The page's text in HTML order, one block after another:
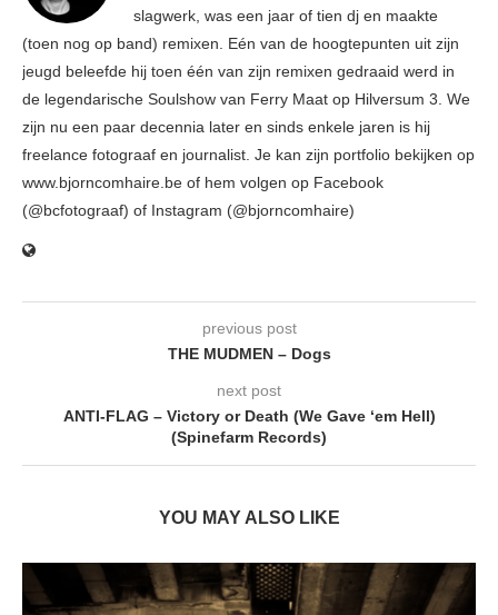
slagwerk, was een jaar of tien dj en maakte
(toen nog op band) remixen. Eén van de hoogtepunten uit zijn
jeugd beleefde hij toen één van zijn remixen gedraaid werd in
de legendarische Soulshow van Ferry Maat op Hilversum 3. We
zijn nu een paar decennia later en sinds enkele jaren is hij
freelance fotograaf en journalist. Je kan zijn portfolio bekijken op
www.bjorncomhaire.be of hem volgen op Facebook
(@bcfotograaf) of Instagram (@bjorncomhaire)
previous post
THE MUDMEN – Dogs
next post
ANTI-FLAG – Victory or Death (We Gave ‘em Hell)
(Spinefarm Records)
YOU MAY ALSO LIKE